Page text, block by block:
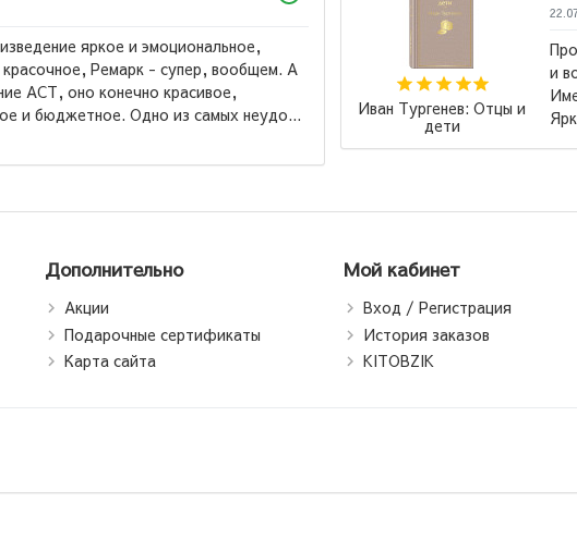
Иван Тургенев: Отцы и
дети
Произведение к которому хочется возвращаться
и возвращаться. Замечательное издание, кстати!
Именно с этой книги начала коллекционировать
Яркие Страницы. Удобный шрифт для...→
Дополнительно
Акции
Подарочные сертификаты
Карта сайта
Мой кабинет
Вход / Регистрация
История заказов
KITOBZIK